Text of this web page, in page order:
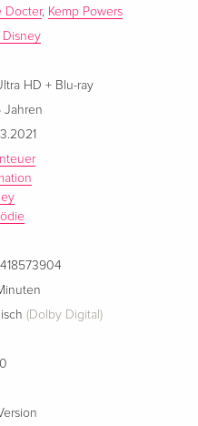
Docter, Kemp Powers
Disney
HD + Blu-ray
Jahren
(Dolby Digital)